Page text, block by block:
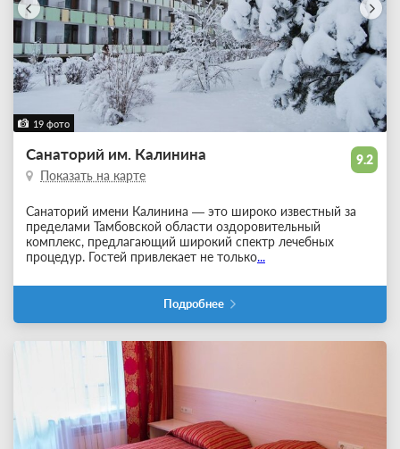
19 фото
9.2
Санаторий им. Калинина
Показать на карте
Санаторий имени Калинина — это широко известный за
пределами Тамбовской области оздоровительный
комплекс, предлагающий широкий спектр лечебных
процедур. Гостей привлекает не только...
Подробнее